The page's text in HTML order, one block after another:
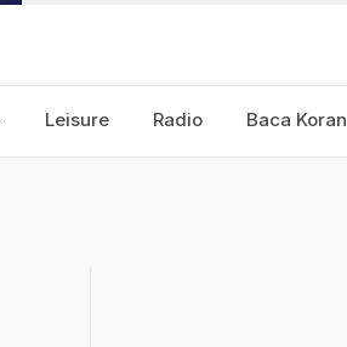
Leisure Radio Baca Koran